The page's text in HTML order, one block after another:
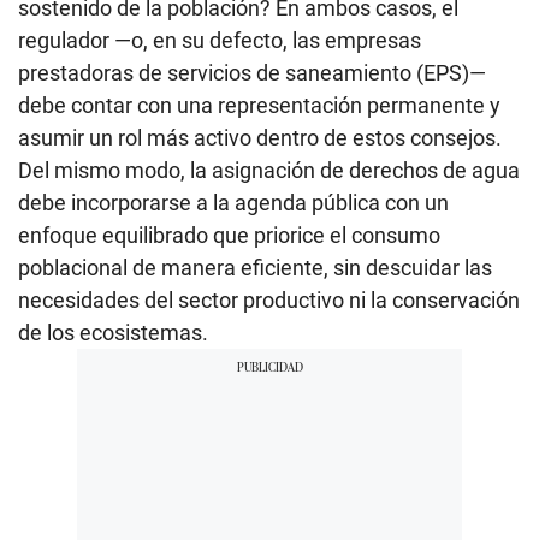
sostenido de la población? En ambos casos, el
regulador —o, en su defecto, las empresas
prestadoras de servicios de saneamiento (EPS)—
debe contar con una representación permanente y
asumir un rol más activo dentro de estos consejos.
Del mismo modo, la asignación de derechos de agua
debe incorporarse a la agenda pública con un
enfoque equilibrado que priorice el consumo
poblacional de manera eficiente, sin descuidar las
necesidades del sector productivo ni la conservación
de los ecosistemas.